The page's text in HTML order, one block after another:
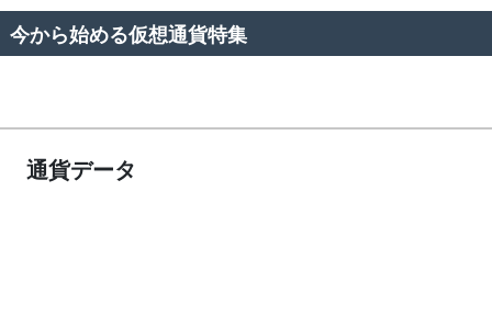
今から始める仮想通貨特集
通貨データ